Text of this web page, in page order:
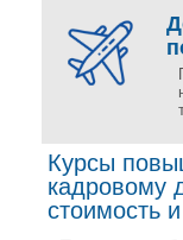
Курсы
кадровому
стоимость